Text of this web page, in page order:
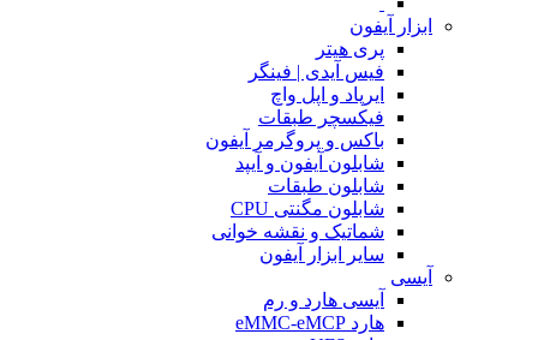
ابزار آیفون
پری هیتر
فیس آیدی | فینگر
ایرپاد و اپل واچ
فیکسچر طبقات
باکس و پروگرمر آیفون
شابلون آیفون و آیپد
شابلون طبقات
شابلون مگنتی CPU
شماتیک و نقشه خوانی
سایر ابزار آیفون
آیسی
آیسی هارد و رم
هارد eMMC-eMCP